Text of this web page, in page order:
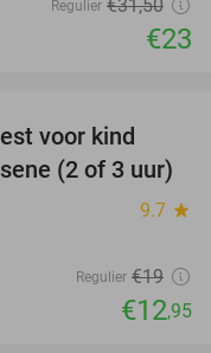
Regulier €31,50
€23
voor kind
(2 of 3 uur)
9.7 star
Regulier €19
€12,95